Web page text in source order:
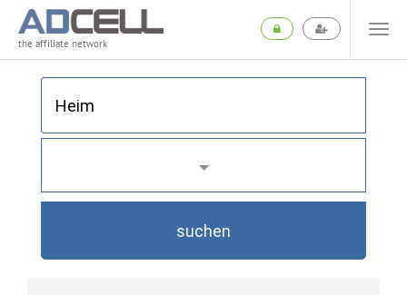
the affiliate network
suchen